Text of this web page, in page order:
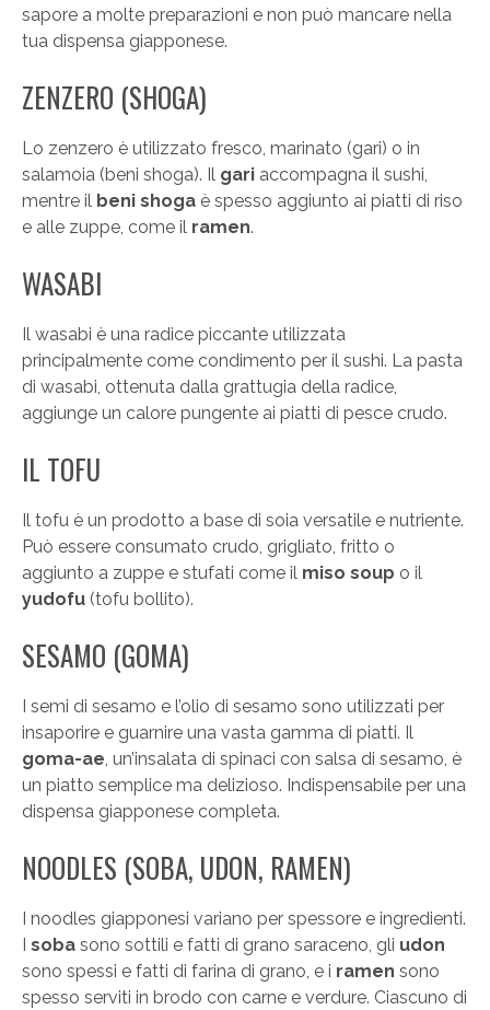
sapore a molte preparazioni e non può mancare nella
tua dispensa giapponese.
ZENZERO (SHOGA)
Lo zenzero è utilizzato fresco, marinato (gari) o in
salamoia (beni shoga). Il gari accompagna il sushi,
mentre il beni shoga è spesso aggiunto ai piatti di riso
e alle zuppe, come il ramen.
WASABI
Il wasabi è una radice piccante utilizzata
principalmente come condimento per il sushi. La pasta
di wasabi, ottenuta dalla grattugia della radice,
aggiunge un calore pungente ai piatti di pesce crudo.
IL TOFU
Il tofu è un prodotto a base di soia versatile e nutriente.
Può essere consumato crudo, grigliato, fritto o
aggiunto a zuppe e stufati come il miso soup o il
yudofu (tofu bollito).
SESAMO (GOMA)
I semi di sesamo e l’olio di sesamo sono utilizzati per
insaporire e guarnire una vasta gamma di piatti. Il
goma-ae, un’insalata di spinaci con salsa di sesamo, è
un piatto semplice ma delizioso. Indispensabile per una
dispensa giapponese completa.
NOODLES (SOBA, UDON, RAMEN)
I noodles giapponesi variano per spessore e ingredienti.
soba sono sottili e fatti di grano saraceno, gli udon
sono spessi e fatti di farina di grano, e i ramen sono
spesso serviti in brodo con carne e verdure. Ciascuno di